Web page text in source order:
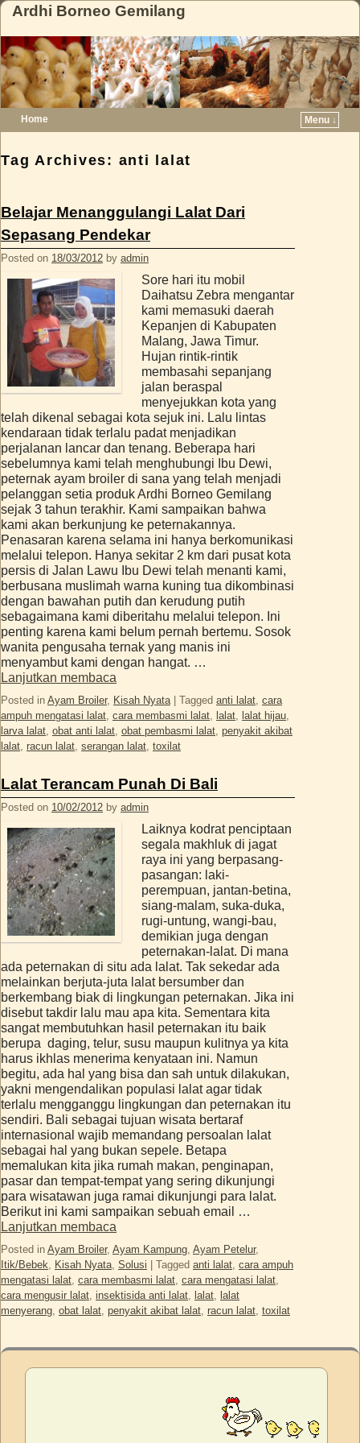
Ardhi Borneo Gemilang
Home
Menu ↓
Tag Archives: anti lalat
Belajar Menanggulangi Lalat Dari
Sepasang Pendekar
Posted on 18/03/2012 by admin
Sore hari itu mobil
Daihatsu Zebra mengantar
kami memasuki daerah
Kepanjen di Kabupaten
Malang, Jawa Timur.
Hujan rintik-rintik
membasahi sepanjang
jalan beraspal
menyejukkan kota yang
telah dikenal sebagai kota sejuk ini. Lalu lintas
kendaraan tidak terlalu padat menjadikan
perjalanan lancar dan tenang. Beberapa hari
sebelumnya kami telah menghubungi Ibu Dewi,
peternak ayam broiler di sana yang telah menjadi
pelanggan setia produk Ardhi Borneo Gemilang
sejak 3 tahun terakhir. Kami sampaikan bahwa
kami akan berkunjung ke peternakannya.
Penasaran karena selama ini hanya berkomunikasi
melalui telepon. Hanya sekitar 2 km dari pusat kota
persis di Jalan Lawu Ibu Dewi telah menanti kami,
berbusana muslimah warna kuning tua dikombinasi
dengan bawahan putih dan kerudung putih
sebagaimana kami diberitahu melalui telepon. Ini
penting karena kami belum pernah bertemu. Sosok
wanita pengusaha ternak yang manis ini
menyambut kami dengan hangat. …
Lanjutkan membaca
Posted in Ayam Broiler, Kisah Nyata Tagged anti lalat, cara
ampuh mengatasi lalat, cara membasmi lalat, lalat, lalat hijau,
larva lalat, obat anti lalat, obat pembasmi lalat, penyakit akibat
lalat, racun lalat, serangan lalat, toxilat
Lalat Terancam Punah Di Bali
Posted on 10/02/2012 by admin
Laiknya kodrat penciptaan
segala makhluk di jagat
raya ini yang berpasang-
pasangan: laki-
perempuan, jantan-betina,
siang-malam, suka-duka,
rugi-untung, wangi-bau,
demikian juga dengan
peternakan-lalat. Di mana
ada peternakan di situ ada lalat. Tak sekedar ada
melainkan berjuta-juta lalat bersumber dan
berkembang biak di lingkungan peternakan. Jika ini
disebut takdir lalu mau apa kita. Sementara kita
sangat membutuhkan hasil peternakan itu baik
berupa daging, telur, susu maupun kulitnya ya kita
harus ikhlas menerima kenyataan ini. Namun
begitu, ada hal yang bisa dan sah untuk dilakukan,
yakni mengendalikan populasi lalat agar tidak
terlalu mengganggu lingkungan dan peternakan itu
sendiri. Bali sebagai tujuan wisata bertaraf
internasional wajib memandang persoalan lalat
sebagai hal yang bukan sepele. Betapa
memalukan kita jika rumah makan, penginapan,
pasar dan tempat-tempat yang sering dikunjungi
para wisatawan juga ramai dikunjungi para lalat.
Berikut ini kami sampaikan sebuah email …
Lanjutkan membaca
Posted in Ayam Broiler, Ayam Kampung, Ayam Petelur,
Itik/Bebek, Kisah Nyata, Solusi Tagged anti lalat, cara ampuh
mengatasi lalat, cara membasmi lalat, cara mengatasi lalat,
cara mengusir lalat, insektisida anti lalat, lalat, lalat
menyerang, obat lalat, penyakit akibat lalat, racun lalat, toxilat